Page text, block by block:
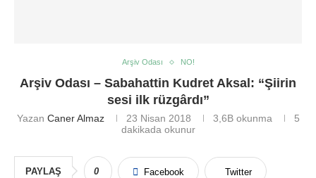
Arşiv Odası NO!
Arşiv Odası – Sabahattin Kudret Aksal: “Şiirin
sesi ilk rüzgârdı”
Yazan Caner Almaz 23 Nisan 2018 3,6Bokunma
5
dakikada okunur
PAYLAŞ 0 Facebook Twitter